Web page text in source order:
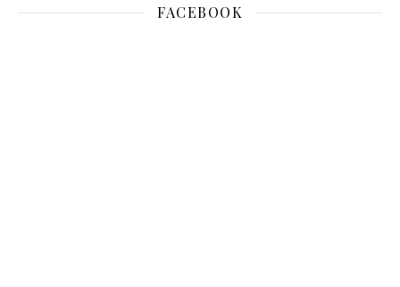
FACEBOOK